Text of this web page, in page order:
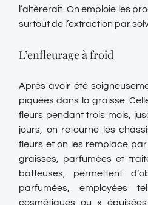
l’altèrerait. On emploie les
surtout de l’extraction par
L’enfleurage à froid
Après avoir été
piquées dans la graisse.
fleurs pendant trois mois,
jours, on retourne les
fleurs et on les remplace
graisses, parfumées et
batteuses, permettent
parfumées, employées
cosmétiques ou «